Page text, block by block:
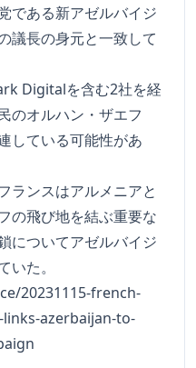
である新アゼルバイジ
議長の身元と一致して
Digitalを含む2社を経
のオルハン・ザエフ
している可能性があ
ランスはアルメニアと
の飛び地を結ぶ重要な
についてアゼルバイジ
た。
20231115-french-
azerbaijan-to-